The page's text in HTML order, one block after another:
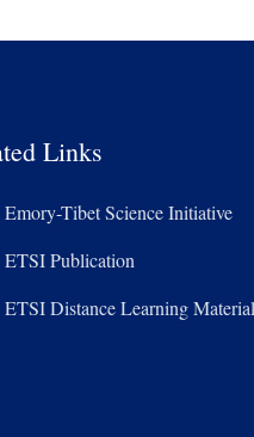
Links
Emory-Tibet Science Initiative
ETSI Publication
ETSI Distance Learning